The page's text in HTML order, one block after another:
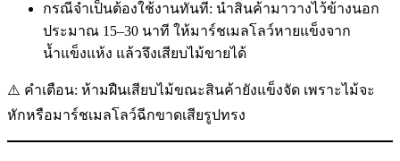
กรณีจำเป็นต้องใช้งานทันที: นำสินค้ามาวางไว้ข้างนอก
ประมาณ 15–30 นาที ให้มาร์ชเมลโลว์หายแข็งจาก
น้ำแข็งแห้ง แล้วจึงเสียบไม้ขายได้
⚠️ คำเตือน: ห้ามฝืนเสียบไม้ขณะสินค้ายังแข็งจัด เพราะไม้จะ
หักหรือมาร์ชเมลโลว์ฉีกขาดเสียรูปทรง